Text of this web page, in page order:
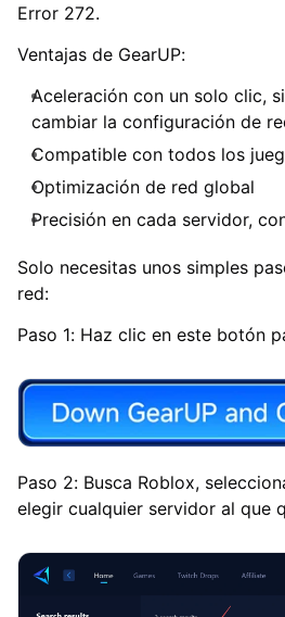
Error 272.
Ventajas de GearUP:
Aceleración con un solo clic,
cambiar la configuración de
Compatible con todos los
Optimización de red global
Precisión en cada servidor,
Solo necesitas unos simples
red:
Paso 1: Haz clic en este botón
Paso 2: Busca Roblox,
elegir cualquier servidor al que